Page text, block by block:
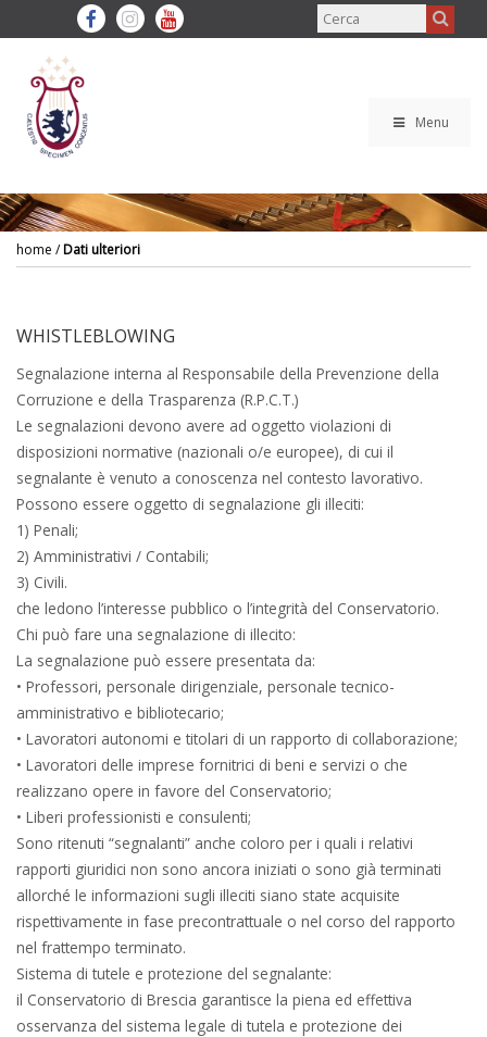
Menu
home /Dati ulteriori
WHISTLEBLOWING
Segnalazione interna al Responsabile della Prevenzione della
Corruzione e della Trasparenza (R.P.C.T.)
Le segnalazioni devono avere ad oggetto violazioni di
disposizioni normative (nazionali o/e europee), di cui il
segnalante è venuto a conoscenza nel contesto lavorativo.
Possono essere oggetto di segnalazione gli illeciti:
1) Penali;
2) Amministrativi / Contabili;
3) Civili.
che ledono l’interesse pubblico o l’integrità del Conservatorio.
Chi può fare una segnalazione di illecito:
La segnalazione può essere presentata da:
• Professori, personale dirigenziale, personale tecnico-
amministrativo e bibliotecario;
• Lavoratori autonomi e titolari di un rapporto di collaborazione;
• Lavoratori delle imprese fornitrici di beni e servizi o che
realizzano opere in favore del Conservatorio;
• Liberi professionisti e consulenti;
Sono ritenuti “segnalanti” anche coloro per i quali i relativi
rapporti giuridici non sono ancora iniziati o sono già terminati
allorché le informazioni sugli illeciti siano state acquisite
rispettivamente in fase precontrattuale o nel corso del rapporto
nel frattempo terminato.
Sistema di tutele e protezione del segnalante:
il Conservatorio di Brescia garantisce la piena ed effettiva
osservanza del sistema legale di tutela e protezione dei